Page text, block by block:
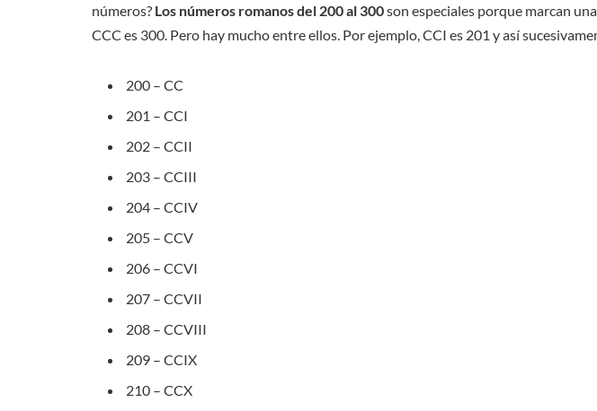
números? Los números romanos del 200 al 300son especiales porque marcan
CCC es 300. Pero hay mucho entre ellos. Por ejemplo, CCI es 201 y así
200 – CC
201 – CCI
202 – CCII
203 – CCIII
204 – CCIV
205 – CCV
206 – CCVI
207 – CCVII
208 – CCVIII
209 – CCIX
210 – CCX